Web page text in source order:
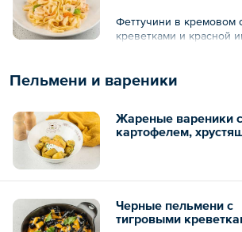
Феттучини в кремовом
креветками и красной
Пельмени и вареники
Жареные вареники с
картофелем,
Черные пельмени с
тигровыми креветками в